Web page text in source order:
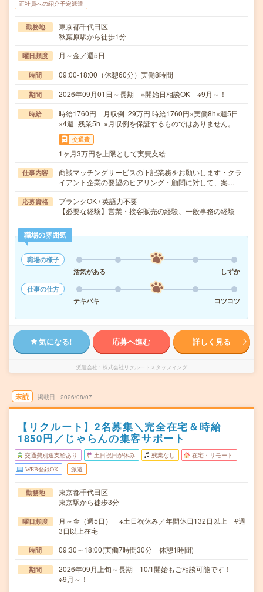
正社員への紹介予定派遣
勤務地
東京都千代田区
秋葉原駅から徒歩1分
曜日頻度 月～金／週5日
時間 09:00-18:00（休憩60分）実働8時間
期間 2026年09月01日～長期 ※開始日相談OK ※9月～！
時給
時給1760円 月収例 29万円 時給1760円×実働8h×週5日
×4週+残業5h ※月収例を保証するものではありません。
交通費
1ヶ月3万円を上限として実費支給
仕事内容
商談マッチングサービスの下記業務をお願いします・クラ
イアント企業の要望のヒアリング・顧問に対して、案…
応募資格
ブランクOK / 英語力不要
【必要な経験】営業・接客販売の経験、一般事務の経験
職場の雰囲気
職場の様子
活気がある
しずか
仕事の仕方
テキパキ
コツコツ
気になる! 応募へ進む 詳しく見る
派遣会社 株式会社リクルートスタッフィング
未読 掲載日 2026/08/07
【リクルート】2名募集＼完全在宅＆時給
1850円／じゃらんの集客サポート
交通費別途支給あり 土日祝日が休み 残業なし 在宅・リモート
WEB登録OK 派遣
勤務地
東京都千代田区
東京駅から徒歩3分
曜日頻度
月～金（週5日） ※土日祝休み／年間休日132日以上 #週
3日以上在宅
時間 09:30～18:00(実働7時間30分 休憩1時間)
期間
2026年09月上旬～長期 10/1開始もご相談可能です！
※9月～！